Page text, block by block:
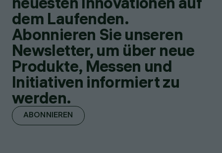
dem Laufenden.
Abonnieren Sie unseren
Newsletter, um über neue
Produkte, Messen und
Initiativen informiert zu
werden.
ABONNIEREN